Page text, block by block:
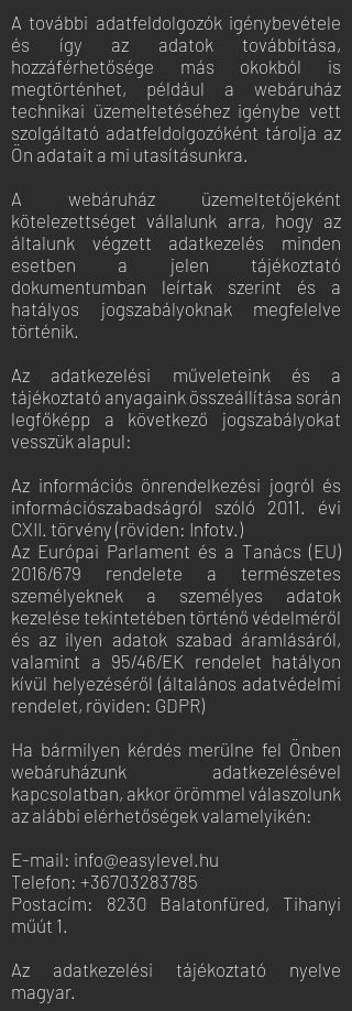
A további adatfeldolgozók igénybevétele
és így az adatok továbbítása,
hozzáférhetősége más okokból is
megtörténhet, például a webáruház
technikai üzemeltetéséhez igénybe vett
szolgáltató adatfeldolgozóként tárolja az
Ön adatait a mi utasításunkra.
A webáruház üzemeltetőjeként
kötelezettséget vállalunk arra, hogy az
általunk végzett adatkezelés minden
esetben a jelen tájékoztató
dokumentumban leírtak szerint és a
hatályos jogszabályoknak megfelelve
történik.
Az adatkezelési műveleteink és a
tájékoztató anyagaink összeállítása során
legfőképp a következő jogszabályokat
vesszük alapul:
Az információs önrendelkezési jogról és
információszabadságról szóló 2011. évi
CXII. törvény (röviden: Infotv.)
Az Európai Parlament és a Tanács (EU)
2016/679 rendelete a természetes
személyeknek a személyes adatok
kezelése tekintetében történő védelméről
és az ilyen adatok szabad áramlásáról,
valamint a 95/46/EK rendelet hatályon
kívül helyezéséről (általános adatvédelmi
rendelet, röviden: GDPR)
Ha bármilyen kérdés merülne fel Önben
webáruházunk adatkezelésével
kapcsolatban, akkor örömmel válaszolunk
az alábbi elérhetőségek valamelyikén:
E-mail: info@easylevel.hu
Telefon: +36703283785
Postacím: 8230 Balatonfüred, Tihanyi
műút 1.
Az adatkezelési tájékoztató nyelve
magyar.